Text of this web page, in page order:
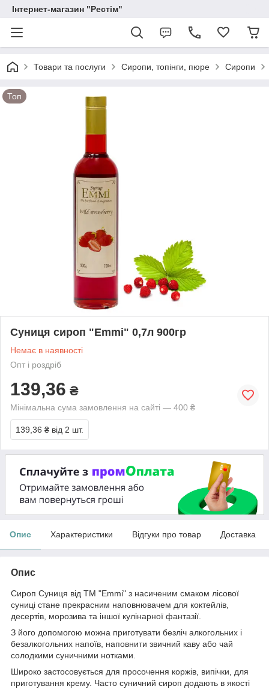
Інтернет-магазин "Рестім"
Товари та послуги Сиропи, топінги, пюре Сиропи
Топ
Суниця сироп "Emmi" 0,7л 900гр
Немає в наявності
Опт і роздріб
139,36 ₴
Мінімальна сума замовлення на сайті — 400 ₴
139,36 ₴ від 2 шт.
Опис Характеристики Відгуки про товар Доставка
Опис
Сироп Суниця від ТМ "Emmi" з насиченим смаком лісової
суниці стане прекрасним наповнювачем для коктейлів,
десертів, морозива та іншої кулінарної фантазії.
З його допомогою можна приготувати безліч алкогольних і
безалкогольних напоїв, наповнити звичний каву або чай
солодкими суничними нотками.
Широко застосовується для просочення коржів, випічки, для
приготування крему. Часто суничний сироп додають в якості